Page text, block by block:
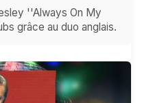
''Always On My
grâce au duo anglais.